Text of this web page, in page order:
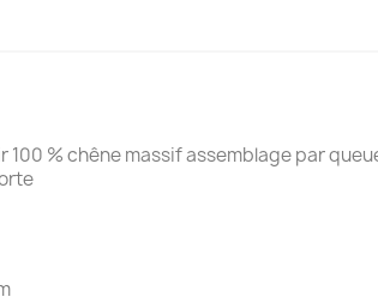
chêne massif assemblage par